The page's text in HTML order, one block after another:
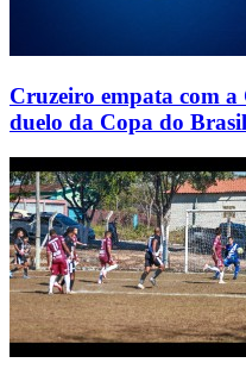
Cruzeiro empata com a
duelo da Copa do